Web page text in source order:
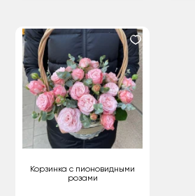
Корзинка с пионовидными
розами